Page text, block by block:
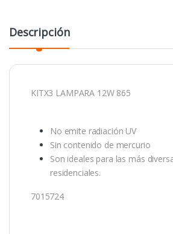
Descripción
KITX3 LAMPARA 12W 865
No emite radiación UV
Sin contenido de mercurio
Son ideales para las más
residenciales.
7015724